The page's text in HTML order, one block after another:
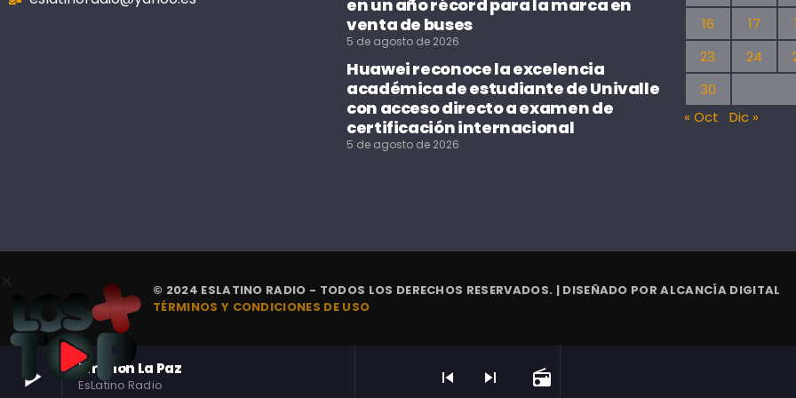
play_arrow Emisión La Paz
EsLatino Radio skip_previous skip_next radio
en un año récord para la marca en
venta de buses
5 de agosto de 2026
Huawei reconoce la excelencia
académica de estudiante de Univalle
con acceso directo a examen de
certificación internacional
5 de agosto de 2026
16
17
23
24
30
« Oct
Dic »
© 2024 ESLATINO RADIO - TODOS LOS DERECHOS RESERVADOS. | DISEÑADO PORALCANCÍA DIGITAL
TÉRMINOS Y CONDICIONES DE USO